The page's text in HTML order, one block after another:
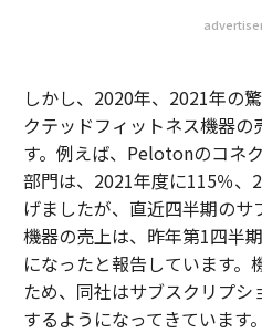
しかし、2020年、2021年の
クテッドフィットネス機器の
す。例えば、Pelotonのコネ
部門は、2021年度に115％、
げましたが、直近四半期の
機器の売上は、昨年第1四半
になったと報告しています。
ため、同社はサブスクリプ
するようになってきています。